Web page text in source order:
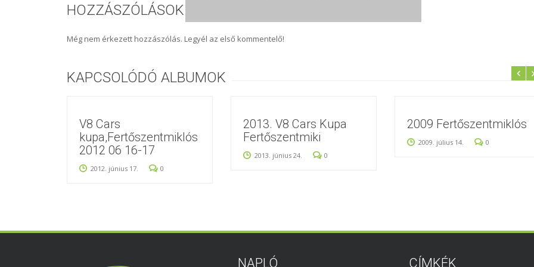
HOZZÁSZÓLÁSOK
Még nem érkezett hozzászólás. Legyél az első kommentelő!
KAPCSOLÓDÓ ALBUMOK
V8 Cars
kupa,Fertőszentmiklós
2012 06 16-17
2012. június 17. 0
2013. V8 Cars Kupa
Fertőszentmiki
2013. június 24. 0
2009 Fertőszentmiklós
2009. július 14. 0
NAPLÓ CÍMKÉK